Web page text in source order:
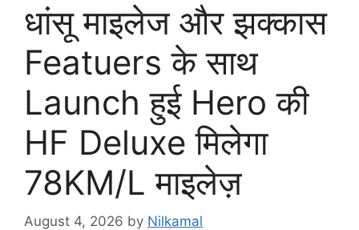
धांसू माइलेज और झक्कास
Featuers के साथ
Launch हुई Hero की
HF Deluxe मिलेगा
78KM/L माइलेज़
August 4, 2026 by Nilkamal